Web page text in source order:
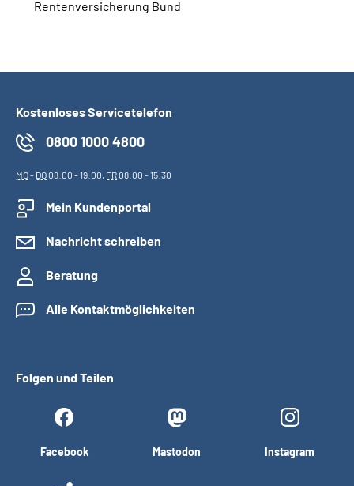
Rentenversicherung Bund
Kostenloses Servicetelefon
0800 1000 4800
MO- DO08:00 - 19:00, FR08:00 - 15:30
Mein Kundenportal
Nachricht schreiben
Beratung
Alle Kontaktmöglichkeiten
Folgen und Teilen
Facebook Mastodon Instagram